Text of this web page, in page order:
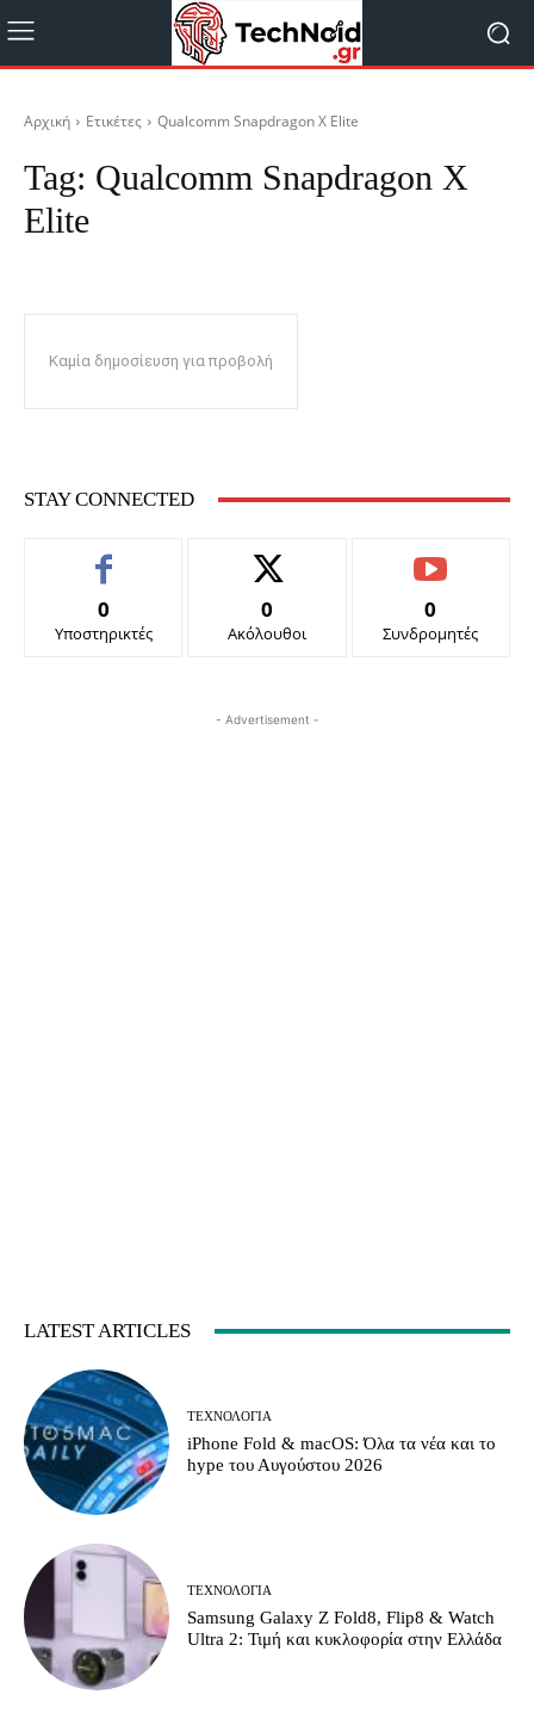
Αρχική Ετικέτες Qualcomm Snapdragon X Elite
Tag: Qualcomm Snapdragon X
Elite
Καμία δημοσίευση για προβολή
STAY CONNECTED
0
Υποστηρικτές
0
Ακόλουθοι
0
Συνδρομητές
- Advertisement -
LATEST ARTICLES
ΤΕΧΝΟΛΟΓΊΑ
iPhone Fold & macOS: Όλα τα νέα και το
hype του Αυγούστου 2026
ΤΕΧΝΟΛΟΓΊΑ
Samsung Galaxy Z Fold8, Flip8 & Watch
Ultra 2: Τιμή και κυκλοφορία στην Ελλάδα